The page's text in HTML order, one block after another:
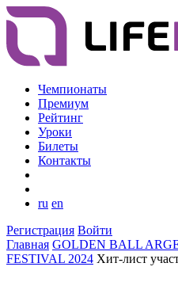
Чемпионаты
Премиум
Рейтинг
Уроки
Билеты
Контакты
ru en
Регистрация Войти
Главная GOLDEN BALL
FESTIVAL 2024 Хит-лист